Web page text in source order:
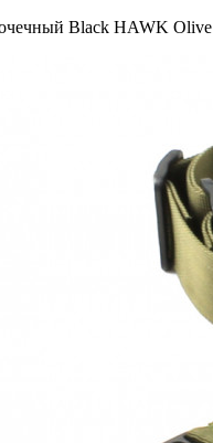
Black HAWK Olive